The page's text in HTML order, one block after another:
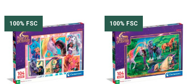
100% FSC 100% FSC